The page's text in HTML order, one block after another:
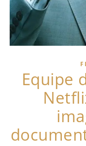
Equipe